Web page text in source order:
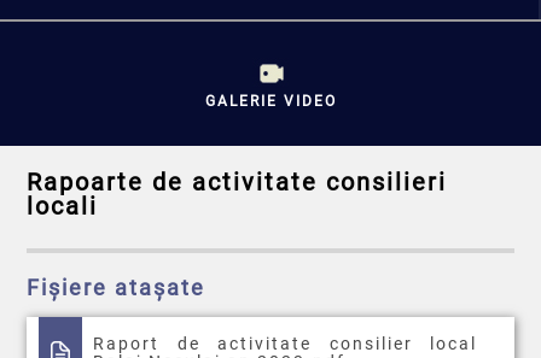
GALERIE VIDEO
Rapoarte de activitate consilieri
locali
Fișiere atașate
Raport de activitate consilier local